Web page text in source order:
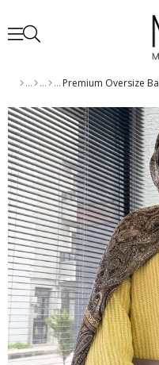
Premium Oversize